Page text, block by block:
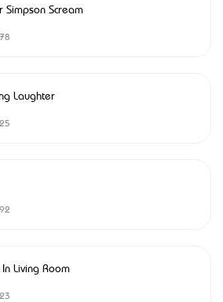
Simpson Scream
Laughter
Living Room